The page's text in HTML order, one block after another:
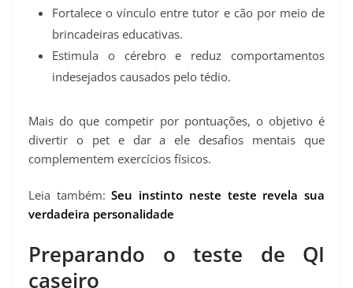
Fortalece o vínculo entre tutor e cão por meio de
brincadeiras educativas.
Estimula o cérebro e reduz comportamentos
indesejados causados pelo tédio.
Mais do que competir por pontuações, o objetivo é
divertir o pet e dar a ele desafios mentais que
complementem exercícios físicos.
Leia também:Seu instinto neste teste revela sua
verdadeira personalidade
Preparando o teste de QI
caseiro